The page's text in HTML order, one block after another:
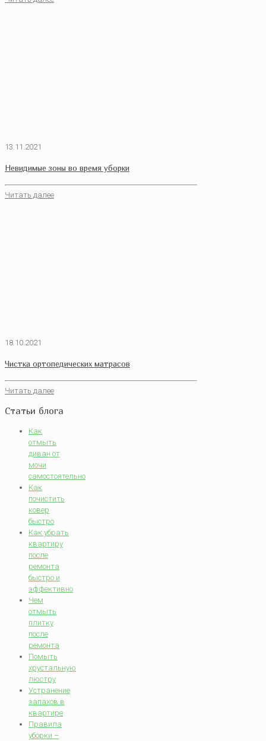
13.11.2021
Невидимые зоны во время уборки
Читать далее
18.10.2021
Чистка ортопедических матрасов
Читать далее
Статьи блога
Как
отмыть
диван от
мочи
самостоятельно
Как
почистить
ковер
быстро
Как убрать
квартиру
после
ремонта
быстро и
эффективно
Чем
отмыть
плитку
после
ремонта
Помыть
хрустальную
люстру
Устранение
запахов в
квартире
Правила
уборки –